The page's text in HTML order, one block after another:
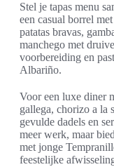
Stel je tapas menu
een casual borrel
patatas bravas,
manchego met
voorbereiding en
Albariño.
Voor een luxe diner
gallega, chorizo a la
gevulde dadels en
meer werk, maar
met jonge
feestelijke